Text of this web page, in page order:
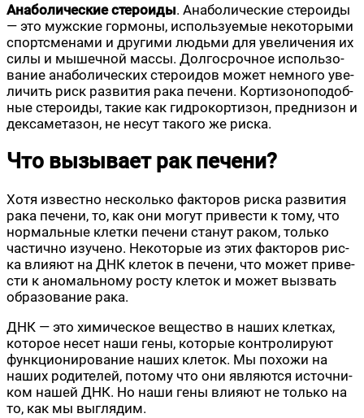
Ана­бо­ли­че­ские сте­ро­и­ды. Ана­бо­ли­че­ские сте­ро­и­ды
— это муж­ские гор­мо­ны, исполь­зу­е­мые неко­то­ры­ми
спортс­ме­на­ми и дру­ги­ми людь­ми для уве­ли­че­ния их
силы и мышеч­ной мас­сы. Дол­го­сроч­ное исполь­зо­
ва­ние ана­бо­ли­че­ских сте­ро­и­дов может немно­го уве­
ли­чить риск раз­ви­тия рака пече­ни. Кор­ти­зо­но­по­доб­
ные сте­ро­и­ды, такие как гид­ро­кор­ти­зон, пред­ни­зон и
декса­ме­та­зон, не несут тако­го же риска.
Что вызывает рак печени?
Хотя извест­но несколь­ко фак­то­ров рис­ка раз­ви­тия
рака пече­ни, то, как они могут при­ве­сти к тому, что
нор­маль­ные клет­ки пече­ни ста­нут раком, толь­ко
частич­но изу­че­но. Неко­то­рые из этих фак­то­ров рис­
ка вли­я­ют на ДНК кле­ток в пече­ни, что может при­ве­
сти к ано­маль­но­му росту кле­ток и может вызвать
обра­зо­ва­ние рака.
ДНК — это хими­че­ское веще­ство в наших клет­ках,
кото­рое несет наши гены, кото­рые кон­тро­ли­ру­ют
функ­ци­о­ни­ро­ва­ние наших кле­ток. Мы похо­жи на
наших роди­те­лей, пото­му что они явля­ют­ся источ­ни­
ком нашей ДНК. Но наши гены вли­я­ют не толь­ко на
то, как мы выглядим.